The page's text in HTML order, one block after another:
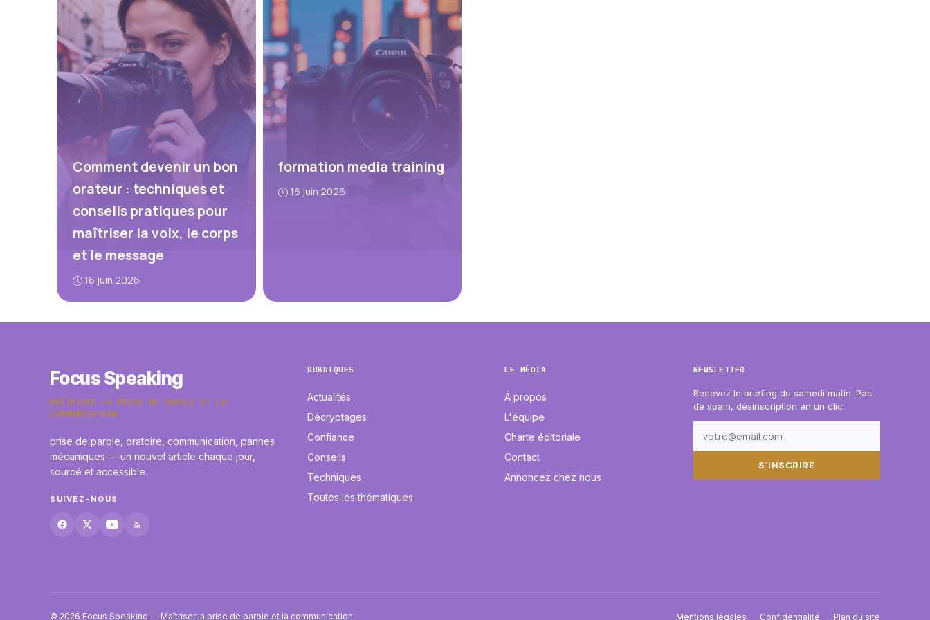
Comment devenir un bon
orateur : techniques et
conseils pratiques pour
maîtriser la voix, le corps
et le message
16 juin 2026
formation media training
16 juin 2026
Focus Speaking
MAÎTRISER LA PRISE DE PAROLE ET LA
COMMUNICATION
prise de parole, oratoire, communication, pannes
mécaniques — un nouvel article chaque jour,
sourcé et accessible.
SUIVEZ-NOUS
RUBRIQUES
Actualités
Décryptages
Confiance
Conseils
Techniques
Toutes les thématiques
LE MÉDIA
À propos
L'équipe
Charte éditoriale
Contact
Annoncez chez nous
NEWSLETTER
Recevez le briefing du samedi matin. Pas
de spam, désinscription en un clic.
S'INSCRIRE
© 2026 Focus Speaking — Maîtriser la prise de parole et la communication Mentions légales Confidentialité Plan du site